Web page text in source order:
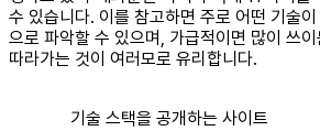
수 있습니다. 이를 참고하면 주로 어떤 기술
으로 파악할 수 있으며, 가급적이면 많이 쓰
따라가는 것이 여러모로 유리합니다.
기술 스택을 공개하는 사이트